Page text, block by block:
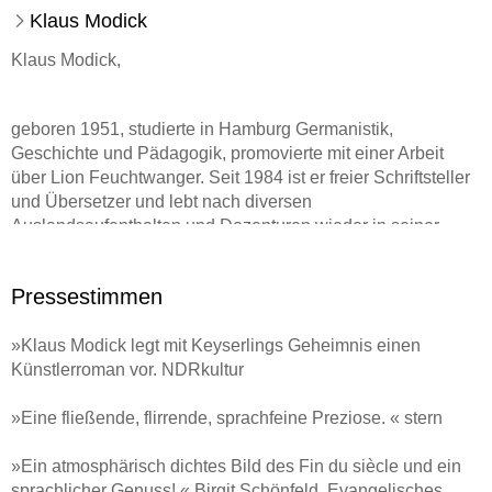
Klaus Modick
Klaus Modick,
geboren 1951, studierte in Hamburg Germanistik,
Geschichte und Pädagogik, promovierte mit einer Arbeit
über Lion Feuchtwanger. Seit 1984 ist er freier Schriftsteller
und Übersetzer und lebt nach diversen
Auslandsaufenthalten und Dozenturen wieder in seiner
dem Nicolas-Born-Preis, dem Bettina-von-Arnim-Preis, dem
Preis. Zudem war er Stipendiat der Villa Massimo sowie der
Villa Aurora. Zu seinen erfolgreichsten Romanen zählen
ohne Dichter« (2015) und »Keyserlings Geheimnis« (2018).
»Fahrtwind« (2021) sowie (mit Bernd Eilert) »Nachlese.
Pressestimmen
»Klaus Modick legt mit Keyserlings Geheimnis einen
Künstlerroman vor. NDRkultur
»Eine fließende, flirrende, sprachfeine Preziose. « stern
»Ein atmosphärisch dichtes Bild des Fin du siècle und ein